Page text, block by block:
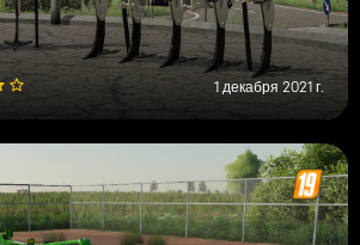
1 декабря 2021 г.